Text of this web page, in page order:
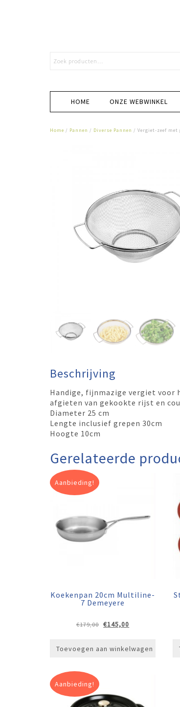
HOME ONZE WEBWINKEL
Home / Pannen / Diverse Pannen / Vergiet-zeef met
Beschrijving
Handige, fijnmazige vergiet voor
afgieten van gekookte rijst en
Diameter 25 cm
Lengte inclusief grepen 30cm
Hoogte 10cm
Gerelateerde
Aanbieding!
Koekenpan 20cm Multiline-
7 Demeyere
€179,00 Oorspronkelijke
€179,00.
€145,00
€145,00.
Toevoegen aan winkelwagen
Aanbieding!